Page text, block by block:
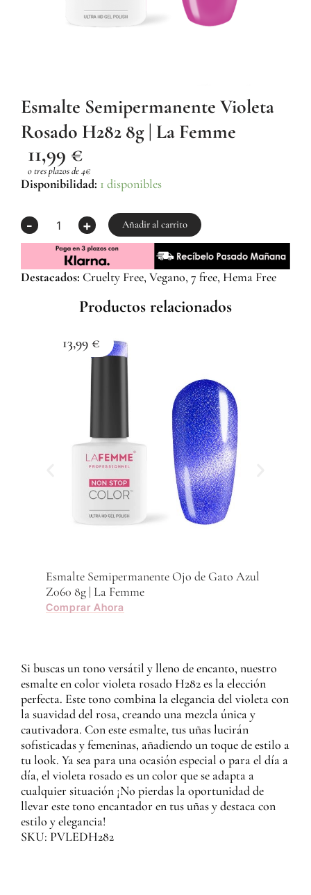
Esmalte Semipermanente Violeta
Rosado H282 8g | La Femme
11,99 €
o tres plazos de 4€
Disponibilidad: 1 disponibles
-
Esmalte
Rosado
H282
La
+ Añadir al carrito
Destacados: Cruelty Free, Vegano, 7 free, Hema Free
Productos relacionados
13,99 €
Esmalte Semipermanente Ojo de Gato Azul
Z060 8g | La Femme
Comprar Ahora
Si buscas un tono versátil y lleno de encanto, nuestro
esmalte en color violeta rosado H282 es la elección
perfecta. Este tono combina la elegancia del violeta con
la suavidad del rosa, creando una mezcla única y
cautivadora. Con este esmalte, tus uñas lucirán
sofisticadas y femeninas, añadiendo un toque de estilo a
tu look. Ya sea para una ocasión especial o para el día a
día, el violeta rosado es un color que se adapta a
cualquier situación ¡No pierdas la oportunidad de
llevar este tono encantador en tus uñas y destaca con
estilo y elegancia!
SKU: PVLEDH282